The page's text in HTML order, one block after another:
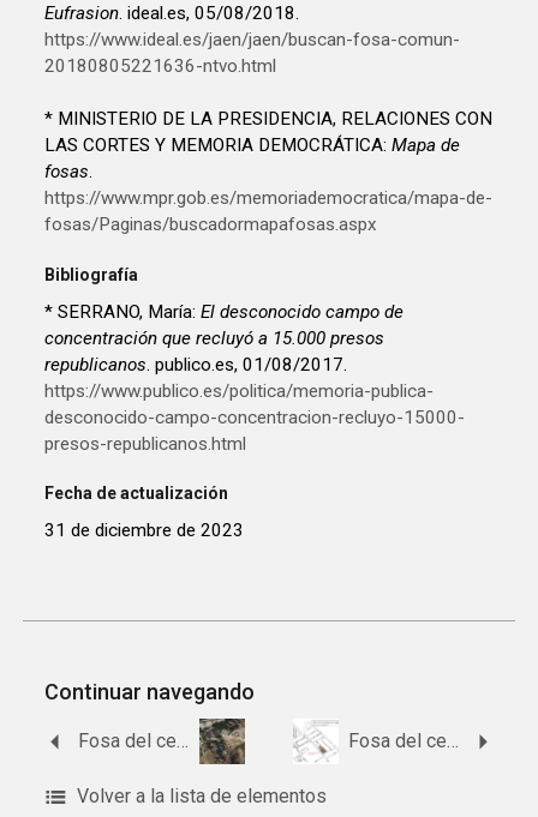
Eufrasion. ideal.es, 05/08/2018.
https://www.ideal.es/jaen/jaen/buscan-fosa-comun-
20180805221636-ntvo.html
* MINISTERIO DE LA PRESIDENCIA, RELACIONES CON
LAS CORTES Y MEMORIA DEMOCRÁTICA:Mapa de
fosas.
https://www.mpr.gob.es/memoriademocratica/mapa-de-
fosas/Paginas/buscadormapafosas.aspx
Bibliografía
* SERRANO, María:El desconocido campo de
concentración que recluyó a 15.000 presos
republicanos. publico.es, 01/08/2017.
https://www.publico.es/politica/memoria-publica-
desconocido-campo-concentracion-recluyo-15000-
presos-republicanos.html
Fecha de actualización
31 de diciembre de 2023
Continuar navegando
Fosa del cementerio de Huelma Fosa del cementerio viejo de Brenes
Volver a la lista de elementos